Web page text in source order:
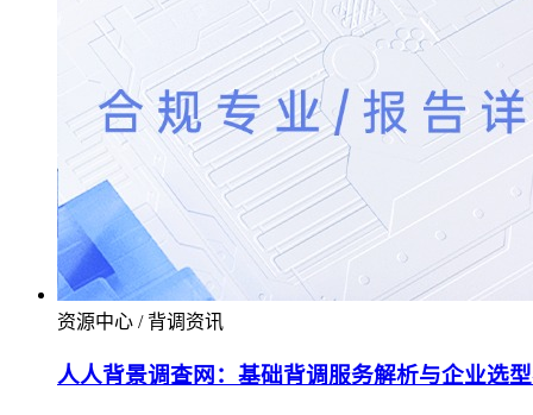
资源中心 / 背调资讯
人人背景调查网：基础背调服务解析与企业选